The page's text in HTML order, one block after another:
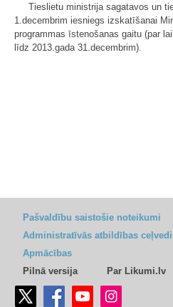
Tieslietu ministrija sagatavos un
1.decembrim iesniegs izskatīšanai
programmas īstenošanas gaitu (par
līdz 2013.gada 31.decembrim).
Pašvaldību saistošie noteikumi
Administratīvās atbildības
Apmācības
Pilnā versija
Par Likumi.lv